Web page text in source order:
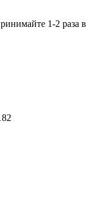
1-2 раза в